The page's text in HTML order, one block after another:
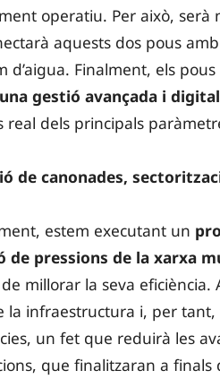
operatiu. Per això, serà
aquests dos pous
d’aigua. Finalment, els pous
gestió avançada i
real dels principals
de canonades,
estem executant un
de pressions de la xarxa
de millorar la seva
la infraestructura i, per
un fet que reduirà les
que finalitzaran a